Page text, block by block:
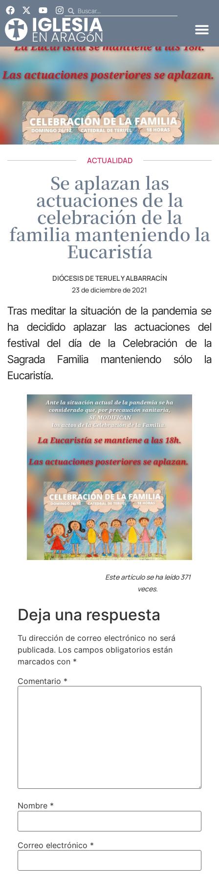
ACTUALIDAD
Se aplazan las
actuaciones de la
celebración de la
familia manteniendo la
Eucaristía
DIÓCESIS DE TERUEL Y ALBARRACÍN
23 de diciembre de 2021
Tras meditar la situación de la pandemia se
ha decidido aplazar las actuaciones del
festival del día de la Celebración de la
Sagrada Familia manteniendo sólo la
Eucaristía.
Este artículo se ha leído 371
veces.
Deja una respuesta
Tu dirección de correo electrónico no será
publicada. Los campos obligatorios están
marcados con *
Comentario *
Nombre *
Correo electrónico *